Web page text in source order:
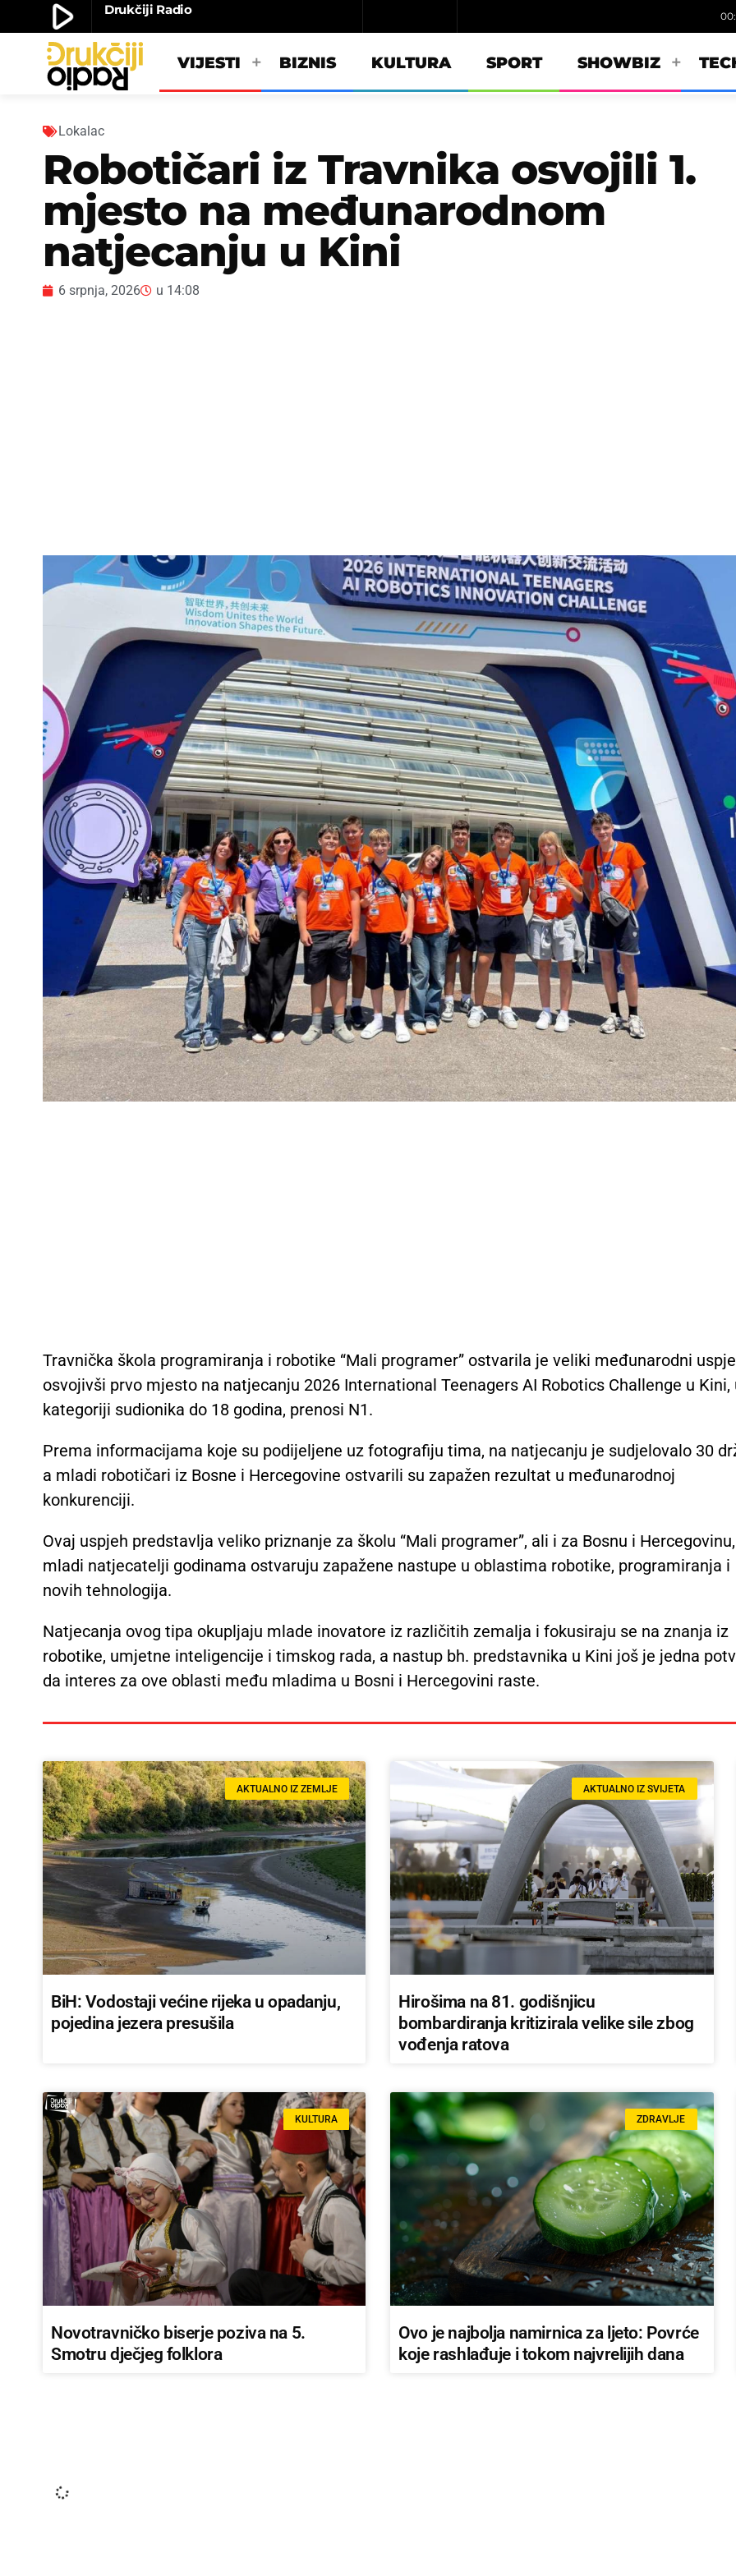
play_arrow Drukčiji Radio
play_arrow Drukčiji radioVIJESTI BIZNIS KULTURA SPORT SHOWBIZ
Lokalac
Robotičari iz Travnika osvojili 1.
mjesto na međunarodnom
natjecanju u Kini
6 srpnja, 2026 u 14:08
Travnička škola programiranja i robotike “Mali programer” ostvarila je veliki međunarodni
osvojivši prvo mjesto na natjecanju 2026 International Teenagers AI Robotics Challenge u Kini,
kategoriji sudionika do 18 godina, prenosi N1.
Prema informacijama koje su podijeljene uz fotografiju tima, na natjecanju je sudjelovalo 30
a mladi robotičari iz Bosne i Hercegovine ostvarili su zapažen rezultat u međunarodnoj
konkurenciji.
Ovaj uspjeh predstavlja veliko priznanje za školu “Mali programer”, ali i za Bosnu i
mladi natjecatelji godinama ostvaruju zapažene nastupe u oblastima robotike, programiranja i
novih tehnologija.
Natjecanja ovog tipa okupljaju mlade inovatore iz različitih zemalja i fokusiraju se na znanja iz
robotike, umjetne inteligencije i timskog rada, a nastup bh. predstavnika u Kini još je jedna
da interes za ove oblasti među mladima u Bosni i Hercegovini raste.
AKTUALNO IZ ZEMLJE
BiH: Vodostaji većine rijeka u opadanju,
pojedina jezera presušila
AKTUALNO IZ SVIJETA
Hirošima na 81. godišnjicu
bombardiranja kritizirala velike sile zbog
vođenja ratova
KULTURA
Novotravničko biserje poziva na 5.
Smotru dječjeg folklora
ZDRAVLJE
Ovo je najbolja namirnica za ljeto: Povrće
koje rashlađuje i tokom najvrelijih dana